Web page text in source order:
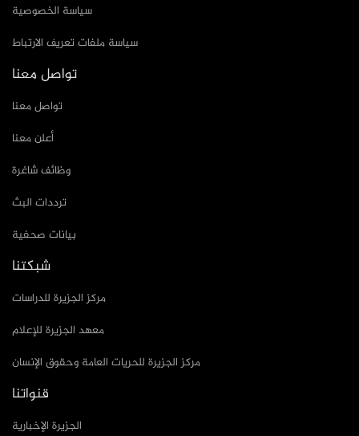
سياسة الخصوصية
سياسة ملفات تعريف الارتباط
تواصل معنا
تواصل معنا
أعلن معنا
وظائف شاغرة
ترددات البث
بيانات صحفية
شبكتنا
مركز الجزيرة للدراسات
معهد الجزيرة للإعلام
مركز الجزيرة للحريات العامة وحقوق الإنسان
قنواتنا
الجزيرة الإخبارية